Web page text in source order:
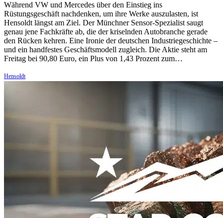
Während VW und Mercedes über den Einstieg ins
Rüstungsgeschäft nachdenken, um ihre Werke auszulasten, ist
Hensoldt längst am Ziel. Der Münchner Sensor-Spezialist saugt
genau jene Fachkräfte ab, die der kriselnden Autobranche gerade
den Rücken kehren. Eine Ironie der deutschen Industriegeschichte –
und ein handfestes Geschäftsmodell zugleich. Die Aktie steht am
Freitag bei 90,80 Euro, ein Plus von 1,43 Prozent zum…
Hensoldt